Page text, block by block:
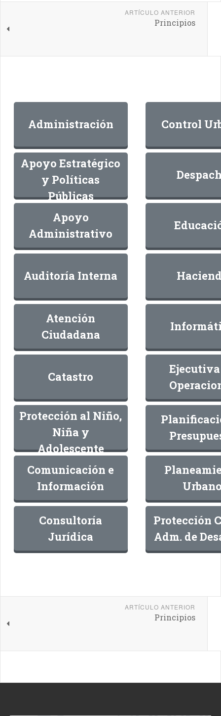
ARTÍCULO ANTERIOR
Principios
Administración
Apoyo Estratégico
y Políticas
Públicas
Apoyo
Administrativo
Auditoría Interna
Atención
Ciudadana
Catastro
Protección al Niño,
Niña y
Adolescente
Comunicación e
Información
Consultoría
Jurídica
Control
Protección
Adm. de
ARTÍCULO ANTERIOR
Principios